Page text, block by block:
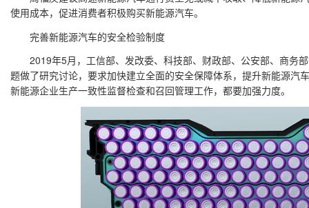
使用成本，促进消费者积极购买新能源汽车。
完善新能源汽车的安全检验制度
2019年5月，工信部、发改委、科技部、财政部、公安部、商务
题做了研究讨论，要求加快建立全面的安全保障体系，提升新能源汽
新能源企业生产一致性监督检查和召回管理工作，都要加强力度。